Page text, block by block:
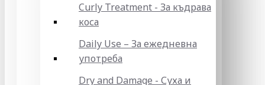
Curly Treatment - За къдрава
коса
Daily Use – За ежедневна
употреба
Dry and Damage - Суха и